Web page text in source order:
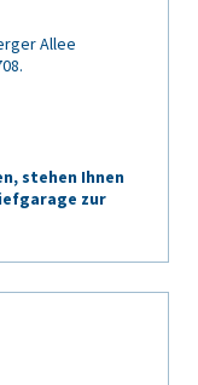
Allee
stehen Ihnen
zur